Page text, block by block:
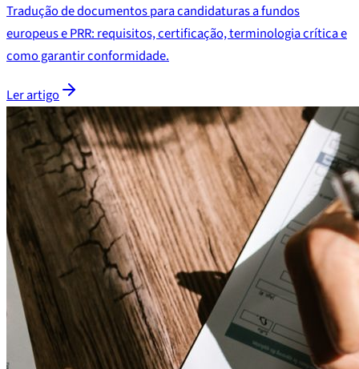
Tradução de documentos para candidaturas a fundos
europeus e PRR: requisitos, certificação, terminologia crítica e
como garantir conformidade.
Ler artigo